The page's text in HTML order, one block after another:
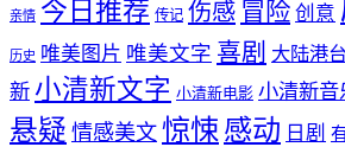
亲情 今日推荐 传记 伤感 冒险 创意
历史 唯美图片 唯美文字 喜剧 大陆港
新 小清新文字 小清新电影 小清新音
悬疑 情感美文 惊悚 感动 日剧